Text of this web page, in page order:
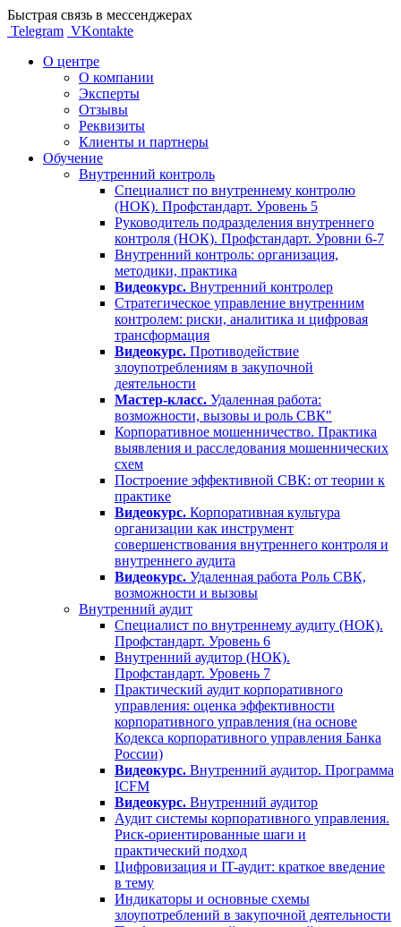
Быстрая связь в мессенджерах
Telegram VKontakte
О центре
О компании
Эксперты
Отзывы
Реквизиты
Клиенты и партнеры
Обучение
Внутренний контроль
Специалист по внутреннему контролю
(НОК). Профстандарт. Уровень 5
Руководитель подразделения внутреннего
контроля (НОК). Профстандарт. Уровни 6-7
Внутренний контроль: организация,
методики, практика
Видеокурс. Внутренний контролер
Стратегическое управление внутренним
контролем: риски, аналитика и цифровая
трансформация
Видеокурс. Противодействие
злоупотреблениям в закупочной
деятельности
Мастер-класс. Удаленная работа:
возможности, вызовы и роль СВК"
Корпоративное мошенничество. Практика
выявления и расследования мошеннических
схем
Построение эффективной СВК: от теории к
практике
Видеокурс. Корпоративная культура
организации как инструмент
совершенствования внутреннего контроля и
внутреннего аудита
Видеокурс. Удаленная работа Роль СВК,
возможности и вызовы
Внутренний аудит
Специалист по внутреннему аудиту (НОК).
Профстандарт. Уровень 6
Внутренний аудитор (НОК).
Профстандарт. Уровень 7
Практический аудит корпоративного
управления: оценка эффективности
корпоративного управления (на основе
Кодекса корпоративного управления Банка
России)
Видеокурс. Внутренний аудитор. Программа
ICFM
Видеокурс. Внутренний аудитор
Аудит системы корпоративного управления.
Риск-ориентированные шаги и
практический подход
Цифровизация и IT-аудит: краткое введение
в тему
Индикаторы и основные схемы
злоупотреблений в закупочной деятельности